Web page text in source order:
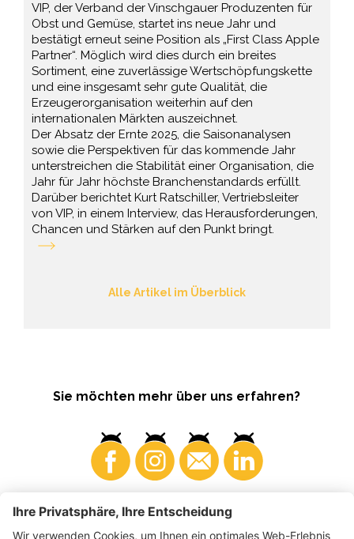
VIP, der Verband der Vinschgauer Produzenten für
Obst und Gemüse, startet ins neue Jahr und
bestätigt erneut seine Position als „First Class Apple
Partner“. Möglich wird dies durch ein breites
Sortiment, eine zuverlässige Wertschöpfungskette
und eine insgesamt sehr gute Qualität, die
Erzeugerorganisation weiterhin auf den
internationalen Märkten auszeichnet.
Der Absatz der Ernte 2025, die Saisonanalysen
sowie die Perspektiven für das kommende Jahr
unterstreichen die Stabilität einer Organisation, die
Jahr für Jahr höchste Branchenstandards erfüllt.
Darüber berichtet Kurt Ratschiller, Vertriebsleiter
von VIP, in einem Interview, das Herausforderungen,
Chancen und Stärken auf den Punkt bringt.
Alle Artikel im Überblick
Sie möchten mehr über uns erfahren?
Konsumenten Produzenten